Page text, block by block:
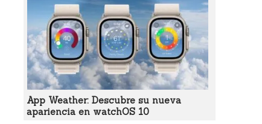
App Weather: Descubre su nueva
apariencia en watchOS 10